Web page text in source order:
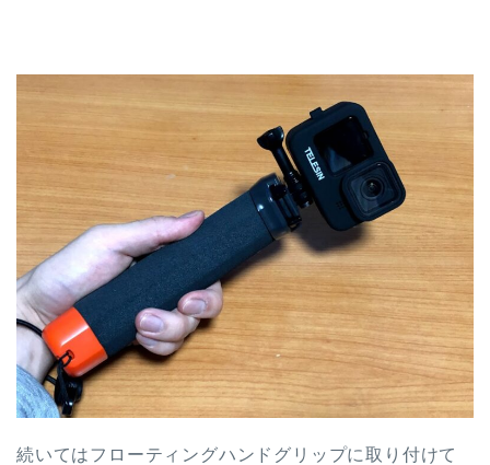
続いてはフローティングハンドグリップに取り付けて